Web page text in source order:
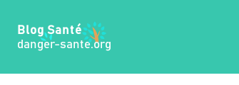
contenu